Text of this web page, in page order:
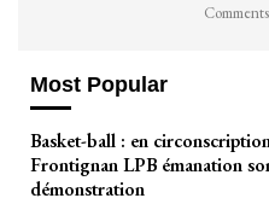
Most Popular
Basket-ball : en
Frontignan LPB émanation
démonstration